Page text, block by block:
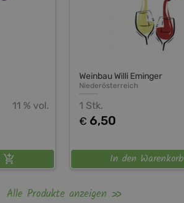
11 % vol.
Weinbau Willi Eminger
Niederösterreich
1 Stk.
€ 6,50
In den Warenkorb
Alle Produkte anzeigen